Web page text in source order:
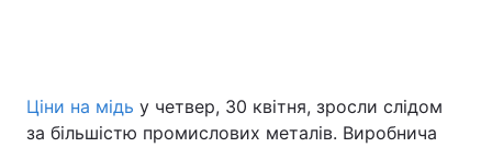
Головна Війна
Ціни на мідь у четвер, 30 квітня, зросли слідом
за більшістю промислових металів. Виробнича